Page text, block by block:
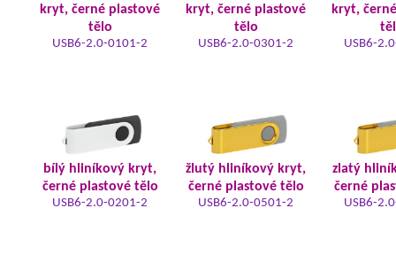
kryt, černé plastové
tělo
USB6-2.0-0101-2
kryt, černé plastové
tělo
USB6-2.0-0301-2
kryt,
USB6-
bílý hliníkový kryt,
černé plastové tělo
USB6-2.0-0201-2
žlutý hliníkový kryt,
černé plastové tělo
USB6-2.0-0501-2
zlatý
černé
USB6-